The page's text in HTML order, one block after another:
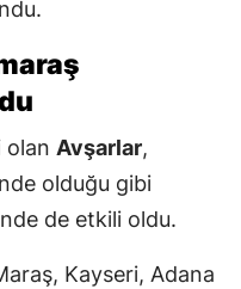
olan Avşarlar,
olduğu gibi
de etkili oldu.
Kayseri, Adana